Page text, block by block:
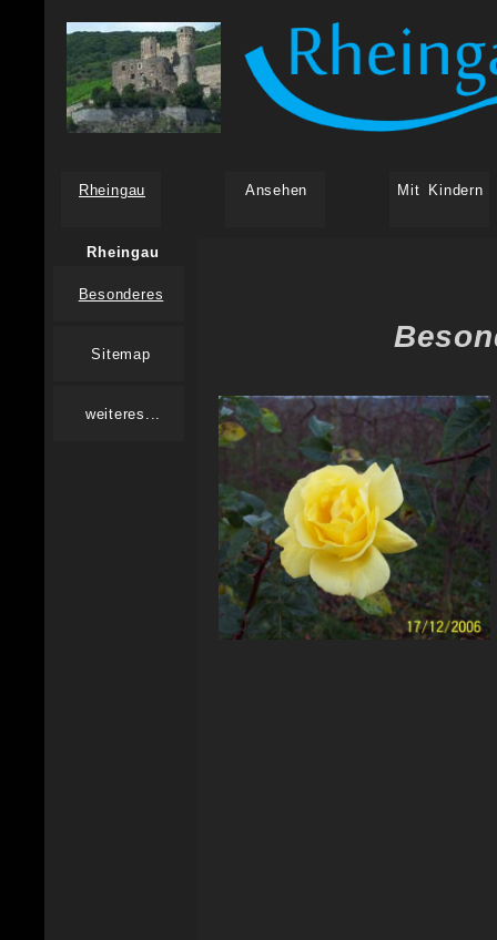
Rheingau Ansehen Mit Kindern
Rheingau
Besonderes
Sitemap
weiteres...